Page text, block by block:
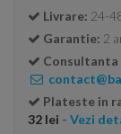
Livrare: 24-
Garantie: 2
Plateste in
32 lei - Vezi